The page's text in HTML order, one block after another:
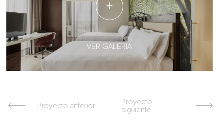
VER GALERIA
Proyecto anterior
Proyecto
siguiente